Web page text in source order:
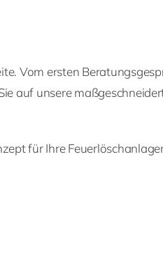
Vom ersten
auf unsere
für Ihre